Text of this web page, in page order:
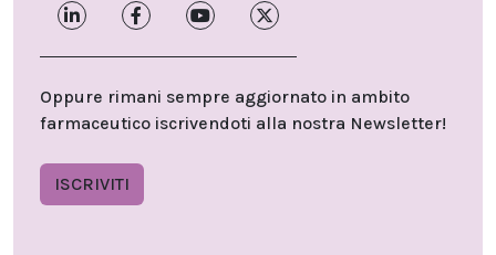
Oppure rimani sempre aggiornato in ambito
farmaceutico iscrivendoti alla nostra Newsletter!
ISCRIVITI